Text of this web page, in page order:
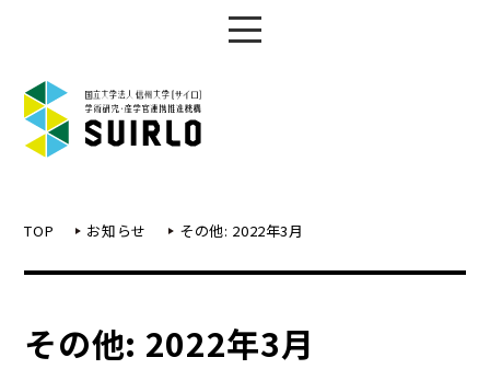
TOP お知らせ その他: 2022年3月
その他: 2022年3月